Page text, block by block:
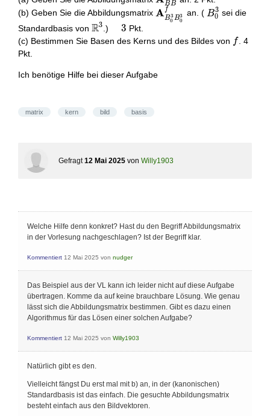
B}^{f}
BB
(b) Geben Sie die Abbildungsmatrix
B_{0}^{3}}^{f}
AB0
3 B0
3
f an. ( B_{0}^{3}
B0
3 sei die
Standardbasis von \mathbb{R}^{3}
R3 .)
\quad
3
3 Pkt.
(c) Bestimmen Sie Basen des Kerns und des Bildes von ff. 4
Pkt.
Ich benötige Hilfe bei dieser Aufgabe
matrix kern bild basis
Gefragt 12 Mai 2025 von Willy1903
Welche Hilfe denn konkret? Hast du den Begriff Abbildungsmatrix
in der Vorlesung nachgeschlagen? Ist der Begriff klar.
Kommentiert 12 Mai 2025 von nudger
Das Beispiel aus der VL kann ich leider nicht auf diese Aufgabe
übertragen. Komme da auf keine brauchbare Lösung. Wie genau
lässt sich die Abbildungsmatrix bestimmen. Gibt es dazu einen
Algorithmus für das Lösen einer solchen Aufgabe?
Kommentiert 12 Mai 2025 von Willy1903
Natürlich gibt es den.
Vielleicht fängst Du erst mal mit b) an, in der (kanonischen)
Standardbasis ist das einfach. Die gesuchte Abbildungsmatrix
besteht einfach aus den Bildvektoren.